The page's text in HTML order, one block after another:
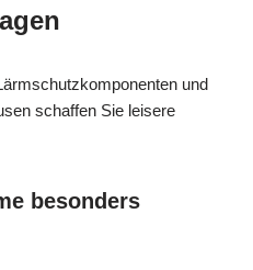
und
schaffen Sie leisere
besonders